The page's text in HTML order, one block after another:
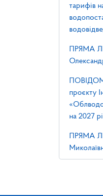
тарифів
ПРЯМА
проєкту
на 2027
ПРЯМА